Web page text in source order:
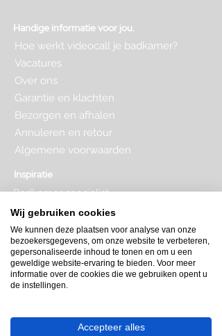
Handige informatie voor jou.
Hoe werkt videocall je badkamer?
Vacatures
Over ons
Garantie en klachten
Bezorgen en afhalen
Annuleren en retour
Algemene voorwaarden
Inspiratie
Badkamer specialist
Complete badkamer
Badkamer kopen
Badkamer op maat
Badkamer indeling
Badkamer plattegrond
Badkamer verbouwen
Toilet renovatie
Visgraat tegels
Wij gebruiken cookies
We kunnen deze plaatsen voor analyse van onze
bezoekersgegevens, om onze website te verbeteren,
gepersonaliseerde inhoud te tonen en om u een
geweldige website-ervaring te bieden. Voor meer
informatie over de cookies die we gebruiken opent u
de instellingen.
Accepteer alles